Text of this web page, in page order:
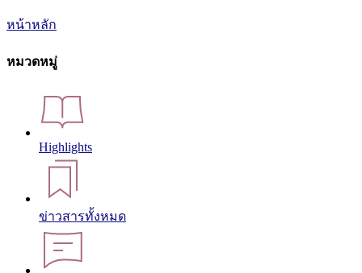
หน้าหลัก
หมวดหมู่
Highlights
ข่าวสารทั้งหมด